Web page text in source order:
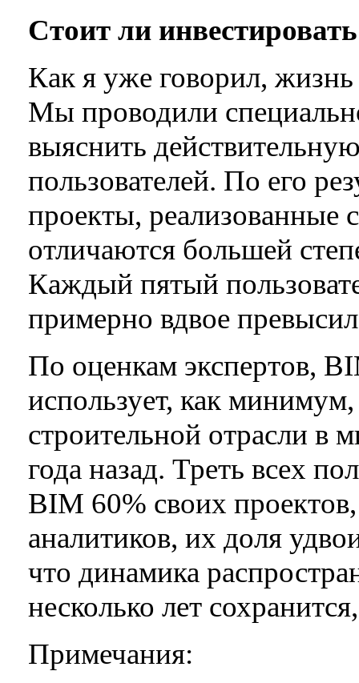
Стоит ли
Как я уже говорил,
Мы проводили
выяснить
пользователей. По его
проекты,
отличаются большей
Каждый пятый
примерно вдвое
По оценкам экспертов,
использует, как
строительной отрасли в
года назад. Треть всех
BIM 60% своих
аналитиков, их доля
что динамика
несколько лет
Примечания: